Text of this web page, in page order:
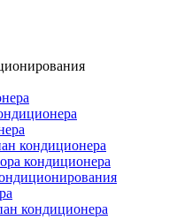
кондиционера
кондиционера
кондиционера